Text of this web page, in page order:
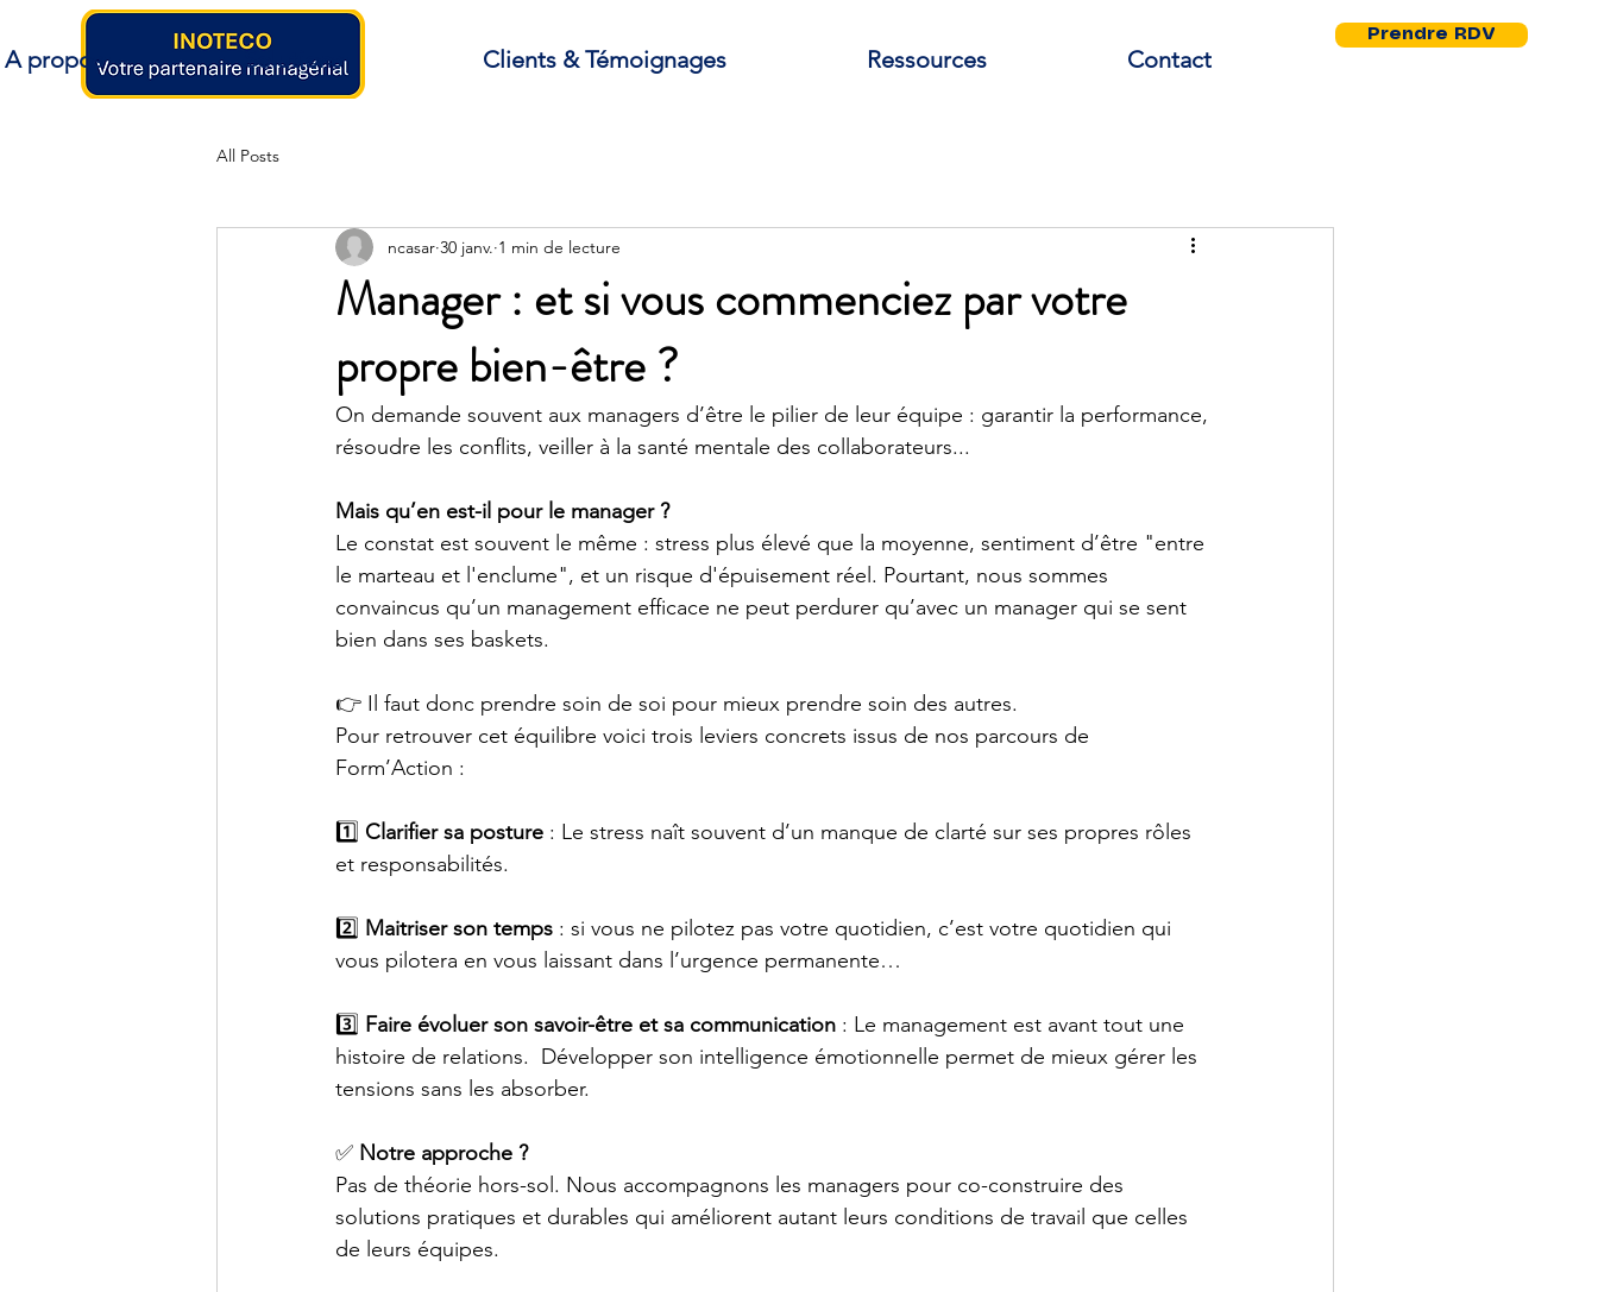
A propos Solutions Clients & Témoignages Ressources Contact
Prendre RDV
All Posts
Manager : et si vous commenciez par votre
propre bien-être ?
ncasar 30 janv. 1 min de lecture
On demande souvent aux managers d’être le pilier de leur équipe : garantir la performance,
résoudre les conflits, veiller à la santé mentale des collaborateurs...
Mais qu’en est-il pour le manager ?
Le constat est souvent le même : stress plus élevé que la moyenne, sentiment d’être "entre
le marteau et l'enclume", et un risque d'épuisement réel. Pourtant, nous sommes
convaincus qu’un management efficace ne peut perdurer qu’avec un manager qui se sent
bien dans ses baskets.
👉 Il faut donc prendre soin de soi pour mieux prendre soin des autres.
Pour retrouver cet équilibre voici trois leviers concrets issus de nos parcours de
Form’Action :
1️⃣ Clarifier sa posture : Le stress naît souvent d’un manque de clarté sur ses propres rôles
et responsabilités.
2️⃣ Maitriser son temps : si vous ne pilotez pas votre quotidien, c’est votre quotidien qui
vous pilotera en vous laissant dans l’urgence permanente…
3️⃣ Faire évoluer son savoir-être et sa communication : Le management est avant tout une
histoire de relations.  Développer son intelligence émotionnelle permet de mieux gérer les
tensions sans les absorber.
✅ Notre approche ?
Pas de théorie hors-sol. Nous accompagnons les managers pour co-construire des
solutions pratiques et durables qui améliorent autant leurs conditions de travail que celles
de leurs équipes.